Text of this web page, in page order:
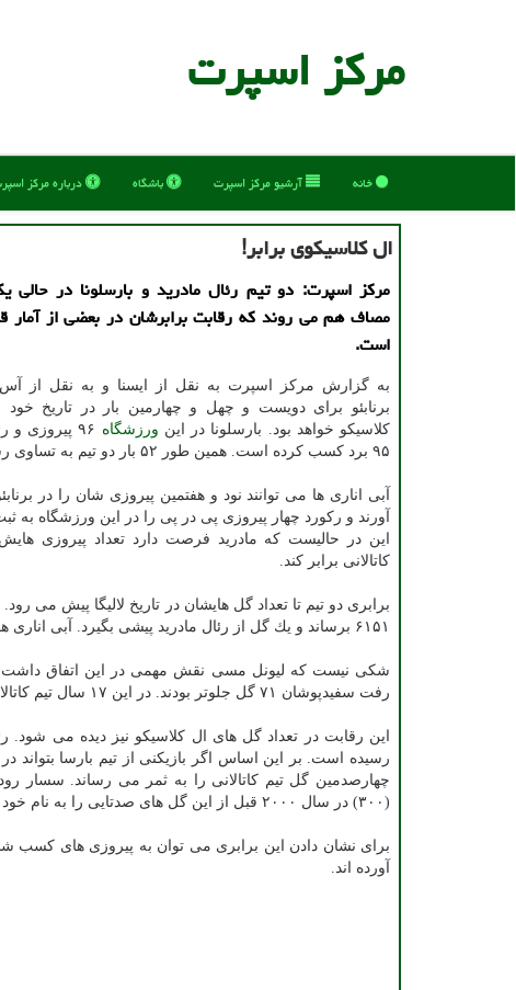
مركز اسپرت
خانه آرشیو مركز اسپرت باشگاه درباره مركز
ال كلاسیكوی برابر!
مركز اسپرت: دو تیم رئال مادرید و بارسلونا در حالی
مصاف هم می روند كه رقابت برابرشان در بعضی از آمار
است.
به گزارش مركز اسپرت به نقل از ایسنا و به نقل از آس،
برنابئو برای دویست و چهل و چهارمین بار در تاریخ خود
كلاسیكو خواهد بود. بارسلونا در این ورزشگاه
۹۶ پیروزی و
۹۵ برد كسب كرده است. همین طور ۵۲ بار دو تیم به تساوی رسیدند.
آبی اناری ها می توانند نود و هفتمین پیروزی شان را در
آورند و ركورد چهار پیروزی پی در پی را در این ورزشگاه به
این در حالیست كه مادرید فرصت دارد تعداد پیروزی هایش
كاتالانی برابر كند.
برابری دو تیم تا تعداد گل هایشان در تاریخ لالیگا پیش می رود. بارسا با پیروزی ۵ بر صفر برابر ایبار
۶۱۵۱ برساند و یك گل از رئال مادرید پیشی بگیرد. آبی اناری ها برای رسیدن به این ركورد به پنج دهه زمان نیاز داشتند.
رفت سفیدپوشان ۷۱ گل جلوتر بودند. در این ۱۷ سال تیم كاتالانی ۷۲ گل بیشتر به ثمر رساند.
رسیده است. بر این اساس اگر بازیكنی از تیم بارسا بتواند
چهارصدمین گل تیم كاتالانی را به ثمر می رساند. سسار رودریگس (۱۰۰) در
(۳۰۰) در سال ۲۰۰۰ قبل از این گل های صدتایی را به نام خود ثبت كرده بودند.
آورده اند.